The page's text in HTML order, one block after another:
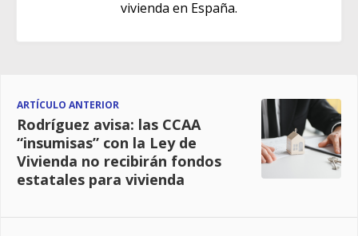
vivienda en España.
ARTÍCULO ANTERIOR
Rodríguez avisa: las CCAA
“insumisas” con la Ley de
Vivienda no recibirán fondos
estatales para vivienda